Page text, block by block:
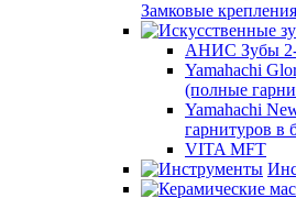
Замковые
АНИС Зубы 2-
Yamahachi
(полные
Yamahachi
гарнитуров в
VITA MFT